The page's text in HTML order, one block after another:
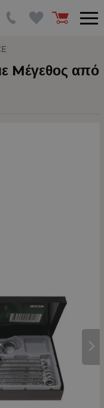
Mέγεθος από